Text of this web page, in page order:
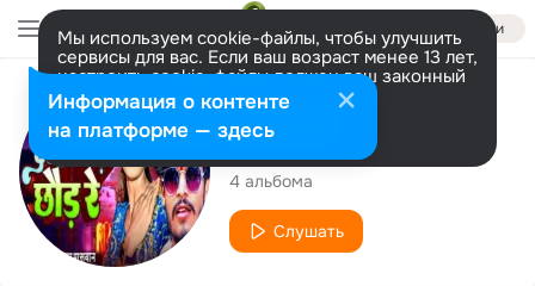
Войти
Мы используем cookie-файлы, чтобы улучшить
сервисы для вас. Если ваш возраст менее 13 лет,
настроить cookie-файлы должен ваш законный
представитель. Больше информации
Разрешить все Настроить
Исполнитель
Suman Paswan
4 альбома
Слушать
Информация о контенте
на платформе — здесь